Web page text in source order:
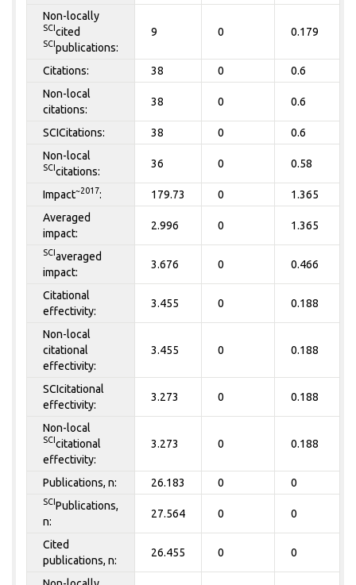
Non-locally
SCI cited
SCI publications:
9 0 0.179
Citations: 38 0 0.6
Non-local
citations:
38 0 0.6
SCICitations: 38 0 0.6
Non-local
SCI citations:
36 0 0.58
Impact~2017: 179.73 0 1.365
Averaged
impact:
2.996 0 1.365
SCI averaged
impact:
3.676 0 0.466
Citational
effectivity:
3.455 0 0.188
Non-local
citational
effectivity:
3.455 0 0.188
SCIcitational
effectivity:
3.273 0 0.188
Non-local
SCI citational
effectivity:
3.273 0 0.188
Publications, n: 26.183 0 0
SCI Publications,
n:
27.564 0 0
Cited
publications, n:
26.455 0 0